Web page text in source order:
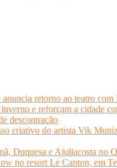
retorno ao teatro com
e reforçam a cidade
descontração
criativo do artista Vik
Duquesa e Ajuliacosta no
no resort Le Canton, em